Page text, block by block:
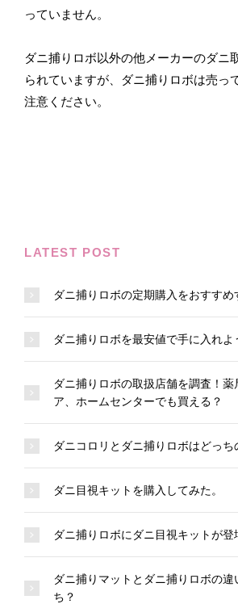
っていません。
ダニ捕りロボ以外の他メーカーのダニ
られていますが、ダニ捕りロボは売っ
注意ください。
LATEST POST
ダニ捕りロボの定期購入をおすすめ
ダニ捕りロボを最安値で手に入れよ
ダニ捕りロボの取扱店舗を調査！薬
ア、ホームセンターでも買える？
ダニコロリとダニ捕りロボはどっち
ダニ目視キットを購入してみた。
ダニ捕りロボにダニ目視キットが登
ダニ捕りマットとダニ捕りロボの違
ち？